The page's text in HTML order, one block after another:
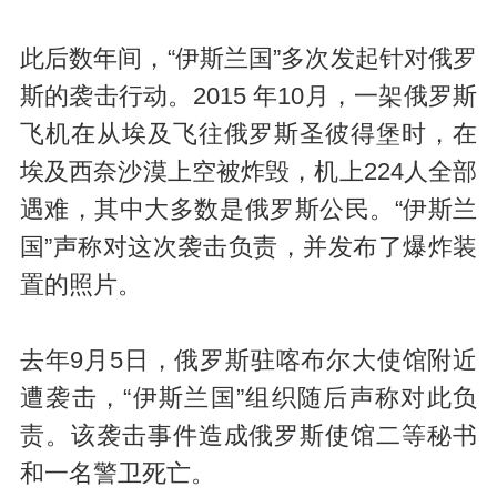
此后数年间，“伊斯兰国”多次发起针对俄罗
斯的袭击行动。2015 年10月，一架俄罗斯
飞机在从埃及飞往俄罗斯圣彼得堡时，在
埃及西奈沙漠上空被炸毁，机上224人全部
遇难，其中大多数是俄罗斯公民。“伊斯兰
国”声称对这次袭击负责，并发布了爆炸装
置的照片。
去年9月5日，俄罗斯驻喀布尔大使馆附近
遭袭击，“伊斯兰国”组织随后声称对此负
责。该袭击事件造成俄罗斯使馆二等秘书
和一名警卫死亡。